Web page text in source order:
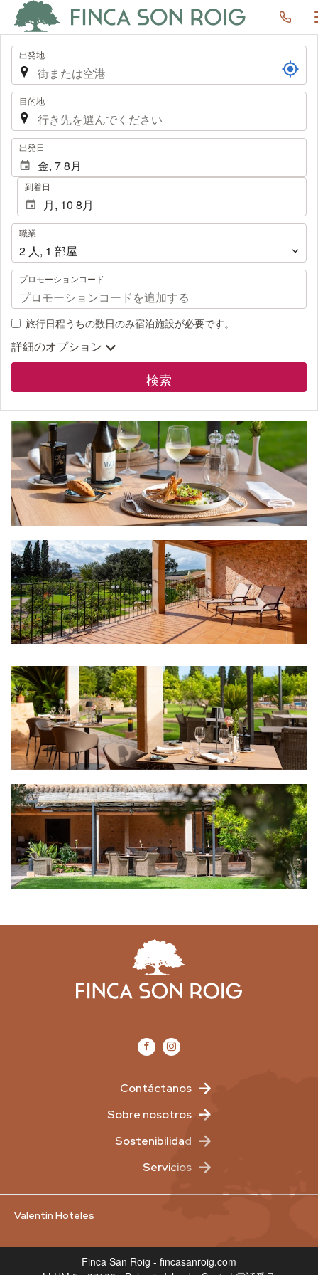
航出発地
目的地
. 出発日
到着日
職
業
職業
2 人 , 1 部屋
プロモーションコード
旅行日程うちの数日のみ宿泊施設が必要です。
詳細のオプション
検索
Contáctanos
Sobre nosotros
Sostenibilidad
Servicios
Valentin Hoteles
Finca San Roig - fincasanroig.com